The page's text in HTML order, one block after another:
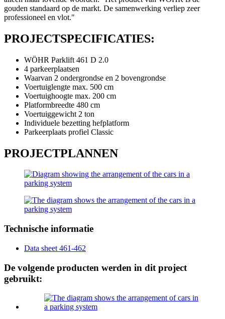
gouden standaard op de markt. De samenwerking verliep zeer
professioneel en vlot."
PROJECTSPECIFICATIES:
WÖHR Parklift 461 D 2.0
4 parkeerplaatsen
Waarvan 2 ondergrondse en 2 bovengrondse
Voertuiglengte max. 500 cm
Voertuighoogte max. 200 cm
Platformbreedte 480 cm
Voertuiggewicht 2 ton
Individuele bezetting hefplatform
Parkeerplaats profiel Classic
PROJECTPLANNEN
Technische informatie
Data sheet 461-462
De volgende producten werden in dit project
gebruikt: